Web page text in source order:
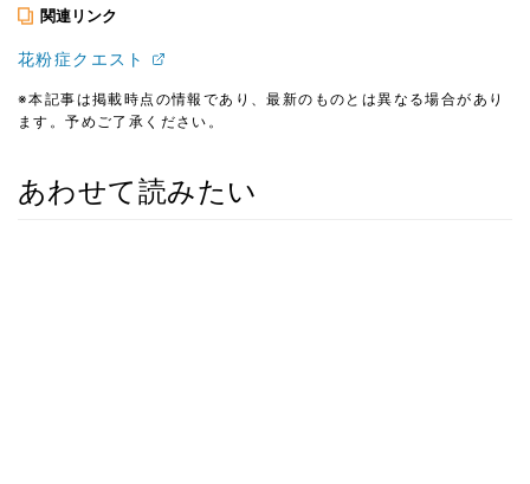
関連リンク
花粉症クエスト
※本記事は掲載時点の情報であり、最新のものとは異なる場合があり
ます。予めご了承ください。
あわせて読みたい